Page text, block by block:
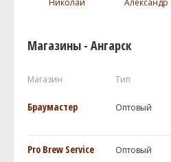
Магазины - Ангарск
Магазин Тип
Браумастер Оптовый
Pro Brew Service Оптовый